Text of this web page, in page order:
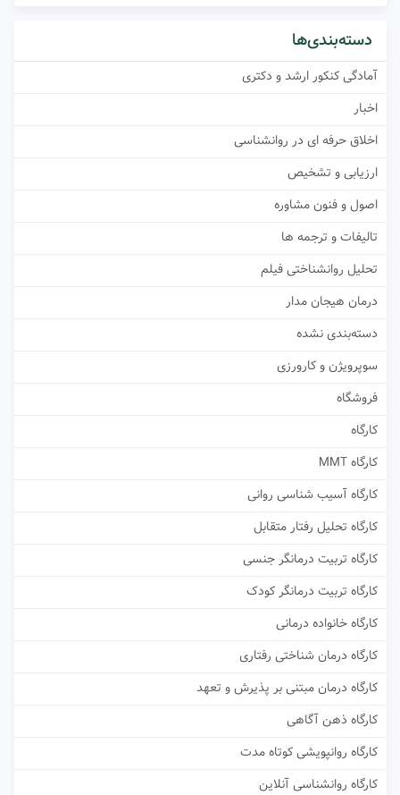
دسته‌بندی‌ها
آمادگی کنکور ارشد و دکتری
اخبار
اخلاق حرفه ای در روانشناسی
ارزیابی و تشخیص
اصول و فنون مشاوره
تالیفات و ترجمه ها
تحلیل روانشناختی فیلم
درمان هیجان مدار
دسته‌بندی نشده
سوپرویژن و کارورزی
فروشگاه
کارگاه
کارگاه MMT
کارگاه آسیب شناسی روانی
کارگاه تحلیل رفتار متقابل
کارگاه تربیت درمانگر جنسی
کارگاه تربیت درمانگر کودک
کارگاه خانواده درمانی
کارگاه درمان شناختی رفتاری
کارگاه درمان مبتنی بر پذیرش و تعهد
کارگاه ذهن آگاهی
کارگاه روانپویشی کوتاه مدت
کارگاه روانشناسی آنلاین